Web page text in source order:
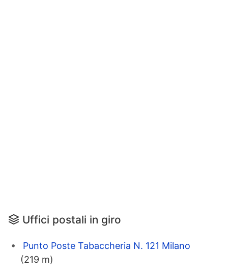
Uffici postali in giro
Punto Poste Tabaccheria N. 121 Milano
(219 m)